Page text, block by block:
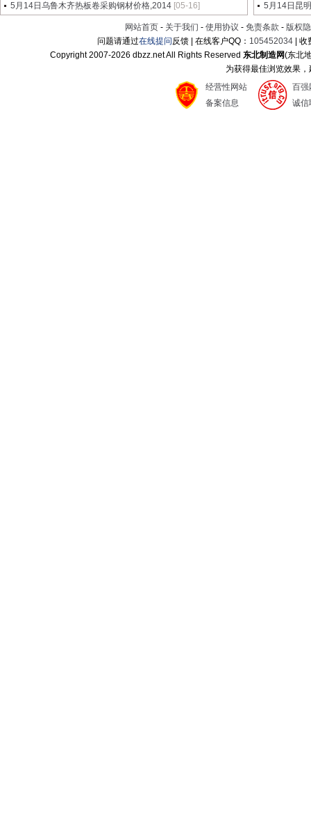
5月14日乌鲁木齐热板卷采购钢材价格,2014 [05-16] 5月14日昆
网站首页 - 关于我们 - 使用协议 - 免责条款 - 版权
问题请通过在线提问反馈 | 在线客户QQ： 105452034 |
Copyright 2007-2026 dbzz.net All Rights Reserved东北制造网(东北
为获得最佳浏览效果
经营性网站
备案信息
百强
诚信